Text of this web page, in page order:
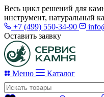
Весь цикл решений для
инструмент, натуральный
+7 (499) 550-34-90
Оставить заявку
Меню Каталог